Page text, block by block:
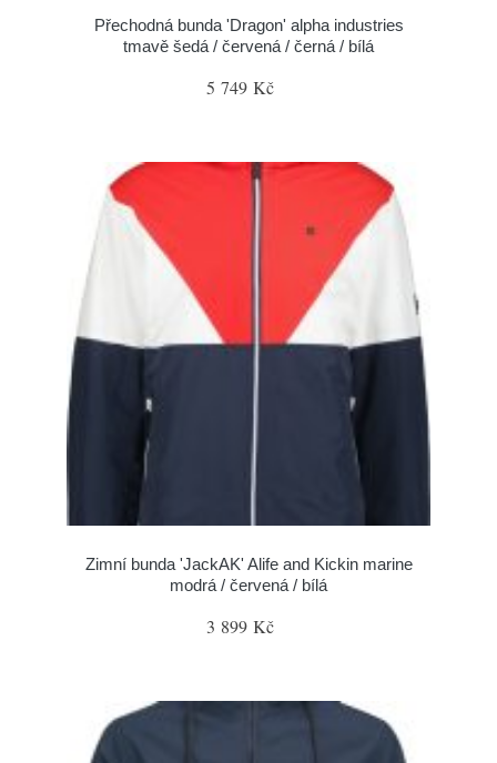
Přechodná bunda 'Dragon' alpha industries
tmavě šedá / červená / černá / bílá
5 749 Kč
Zimní bunda 'JackAK' Alife and Kickin marine
modrá / červená / bílá
3 899 Kč